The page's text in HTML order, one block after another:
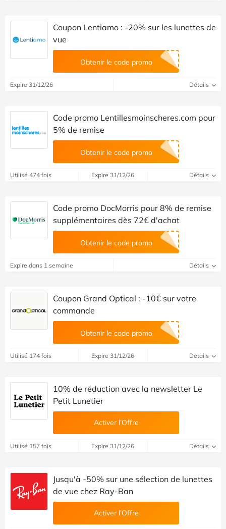
Coupon Lentiamo : -20% sur les lunettes de
vue
Obtenir le code promo
Expire 31/12/26 Détails
Code promo Lentillesmoinscheres.com pour
5% de remise
Obtenir le code promo
Utilisé 474 fois Expire 31/12/26 Détails
Code promo DocMorris pour 8% de remise
supplémentaires dès 72€ d'achat
Obtenir le code promo
Expire dans 1 semaine Détails
Coupon Grand Optical : -10€ sur votre
commande
Obtenir le code promo
Utilisé 174 fois Expire 31/12/26 Détails
10% de réduction avec la newsletter Le
Petit Lunetier
Activer l’Offre
Utilisé 157 fois Expire 31/12/26 Détails
Jusqu'à -50% sur une sélection de lunettes
de vue chez Ray-Ban
Activer l’Offre